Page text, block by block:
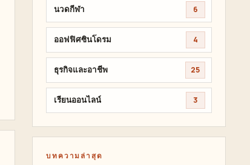
นวดกีฬา 6
ออฟฟิศซินโดรม 4
ธุรกิจและอาชีพ 25
เรียนออนไลน์ 3
บทความล่าสุด